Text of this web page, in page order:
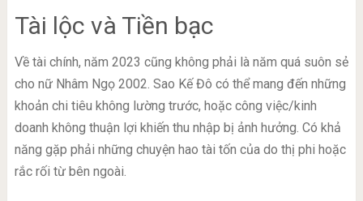
Tài lộc và Tiền bạc
Về tài chính, năm 2023 cũng không phải là năm quá suôn sẻ
cho nữ Nhâm Ngọ 2002. Sao Kế Đô có thể mang đến những
khoản chi tiêu không lường trước, hoặc công việc/kinh
doanh không thuận lợi khiến thu nhập bị ảnh hưởng. Có khả
năng gặp phải những chuyện hao tài tốn của do thị phi hoặc
rắc rối từ bên ngoài.